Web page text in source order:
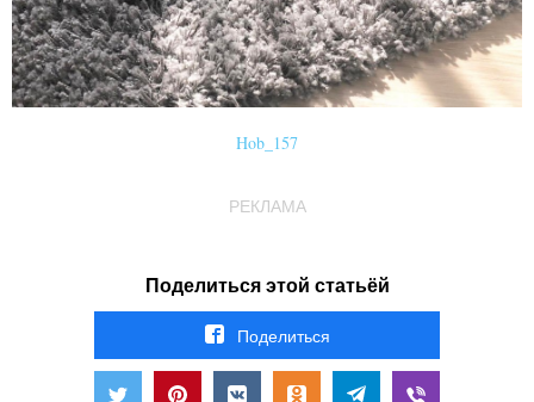
Hob_157
РЕКЛАМА
Поделиться этой статьёй
Поделиться